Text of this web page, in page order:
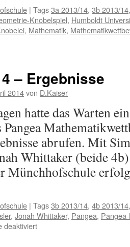
| Tags3a 2013/14, 3b 2013/14
Knobelspiel, Humboldt
, Mathematik,
wieder
internationalen
– Ergebnisse
2014von D.Kaiser
hatte das Warten
abrufen. Mit
Whittaker (beide
Münchhofschule
| Tags3b 2013/14, 4b 2013/14
, Jonah Whittaker, Pangea,
deaktiviertfür